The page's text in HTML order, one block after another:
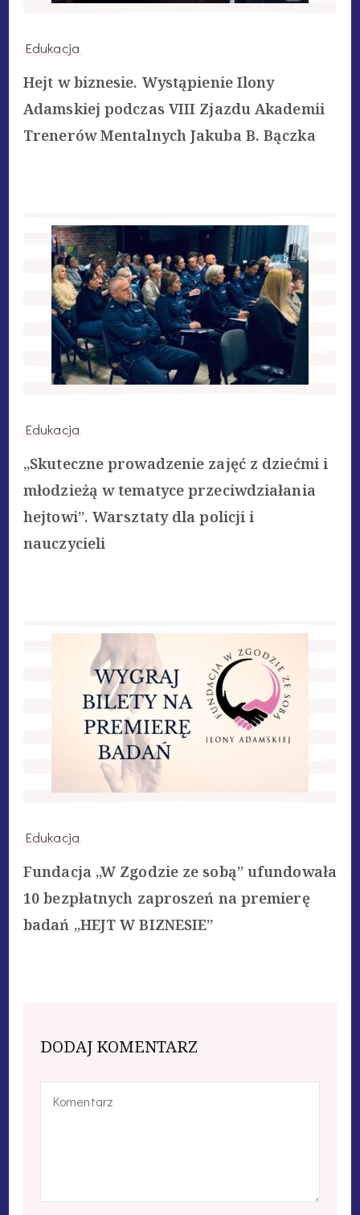
Edukacja
Hejt w biznesie. Wystąpienie Ilony
Adamskiej podczas VIII Zjazdu Akademii
Trenerów Mentalnych Jakuba B. Bączka
Edukacja
„Skuteczne prowadzenie zajęć z dziećmi i
młodzieżą w tematyce przeciwdziałania
hejtowi”. Warsztaty dla policji i
nauczycieli
Edukacja
Fundacja „W Zgodzie ze sobą” ufundowała
10 bezpłatnych zaproszeń na premierę
badań „HEJT W BIZNESIE”
DODAJ KOMENTARZ